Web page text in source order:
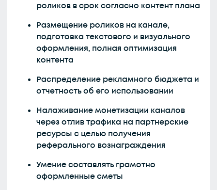
роликов в срок согласно контент плана
Размещение роликов на канале,
подготовка текстового и визуального
оформления, полная оптимизация
контента
Распределение рекламного бюджета и
отчетность об его использовании
Налаживание монетизации каналов
через отлив трафика на партнерские
ресурсы с целью получения
реферального вознаграждения
Умение составлять грамотно
оформленные сметы